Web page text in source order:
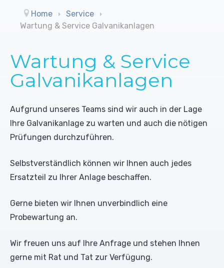
Home
Service
Wartung & Service Galvanikanlagen
Wartung & Service
Galvanikanlagen
Aufgrund unseres Teams sind wir auch in der Lage
Ihre Galvanikanlage zu warten und auch die nötigen
Prüfungen durchzuführen.
Selbstverständlich können wir Ihnen auch jedes
Ersatzteil zu Ihrer Anlage beschaffen.
Gerne bieten wir Ihnen unverbindlich eine
Probewartung an.
Wir freuen uns auf Ihre Anfrage und stehen Ihnen
gerne mit Rat und Tat zur Verfügung.
Reinigungsmittel (UO)
Desinfektionsmittel
Biozide
Trommelbandfilter
Schrägbandfilter
Mischdüsensysteme ohne Luft
Sonderlösungen
Leitwertmessungen
Schreiber
Rührwerke
Pumpen